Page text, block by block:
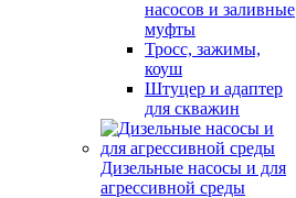
насосов и заливные
муфты
Тросс, зажимы,
коуш
Штуцер и адаптер
для скважин
Дизельные насосы и для
агрессивной среды